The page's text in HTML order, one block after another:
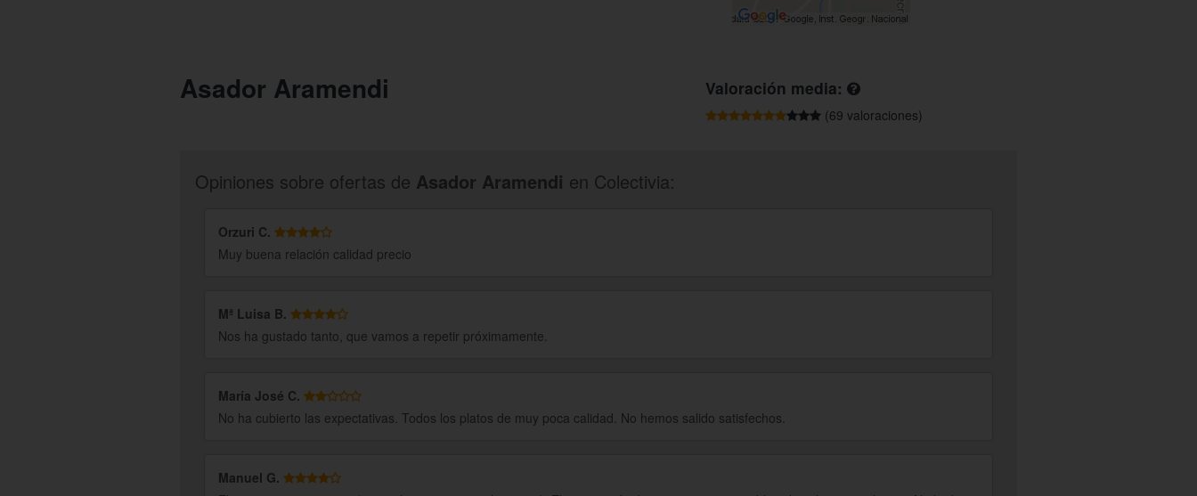
Asador Aramendi Valoración media:
(69 valoraciones)
Opiniones sobre ofertas de Asador Aramendi en Colectivia:
Orzuri C.
Muy buena relación calidad precio
Mª Luisa B.
Nos ha gustado tanto, que vamos a repetir próximamente.
María José C.
No ha cubierto las expectativas. Todos los platos de muy poca calidad. No hemos salido satisfechos.
Manuel G.